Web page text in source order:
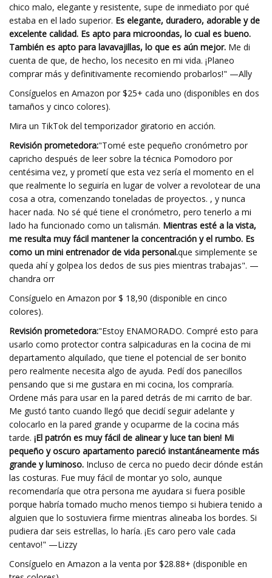
chico malo, elegante y resistente, supe de inmediato por qué
estaba en el lado superior. Es elegante, duradero, adorable y de
excelente calidad. Es apto para microondas, lo cual es bueno.
También es apto para lavavajillas, lo que es aún mejor. Me di
cuenta de que, de hecho, los necesito en mi vida. ¡Planeo
comprar más y definitivamente recomiendo probarlos!" —Ally
Consíguelos en Amazon por $25+ cada uno (disponibles en dos
tamaños y cinco colores).
Mira un TikTok del temporizador giratorio en acción.
Revisión prometedora:"Tomé este pequeño cronómetro por
capricho después de leer sobre la técnica Pomodoro por
centésima vez, y prometí que esta vez sería el momento en el
que realmente lo seguiría en lugar de volver a revolotear de una
cosa a otra, comenzando toneladas de proyectos. , y nunca
hacer nada. No sé qué tiene el cronómetro, pero tenerlo a mi
lado ha funcionado como un talismán. Mientras esté a la vista,
me resulta muy fácil mantener la concentración y el rumbo. Es
como un mini entrenador de vida personal.que simplemente se
queda ahí y golpea los dedos de sus pies mientras trabajas". —
chandra orr
Consíguelo en Amazon por $ 18,90 (disponible en cinco
colores).
Revisión prometedora:"Estoy ENAMORADO. Compré esto para
usarlo como protector contra salpicaduras en la cocina de mi
departamento alquilado, que tiene el potencial de ser bonito
pero realmente necesita algo de ayuda. Pedí dos panecillos
pensando que si me gustara en mi cocina, los compraría.
Ordene más para usar en la pared detrás de mi carrito de bar.
Me gustó tanto cuando llegó que decidí seguir adelante y
colocarlo en la pared grande y ocuparme de la cocina más
tarde. ¡El patrón es muy fácil de alinear y luce tan bien! Mi
pequeño y oscuro apartamento pareció instantáneamente más
grande y luminoso. Incluso de cerca no puedo decir dónde están
las costuras. Fue muy fácil de montar yo solo, aunque
recomendaría que otra persona me ayudara si fuera posible
porque habría tomado mucho menos tiempo si hubiera tenido a
alguien que lo sostuviera firme mientras alineaba los bordes. Si
pudiera dar seis estrellas, lo haría. ¡Es caro pero vale cada
centavo!" —Lizzy
Consíguelo en Amazon a la venta por $28.88+ (disponible en